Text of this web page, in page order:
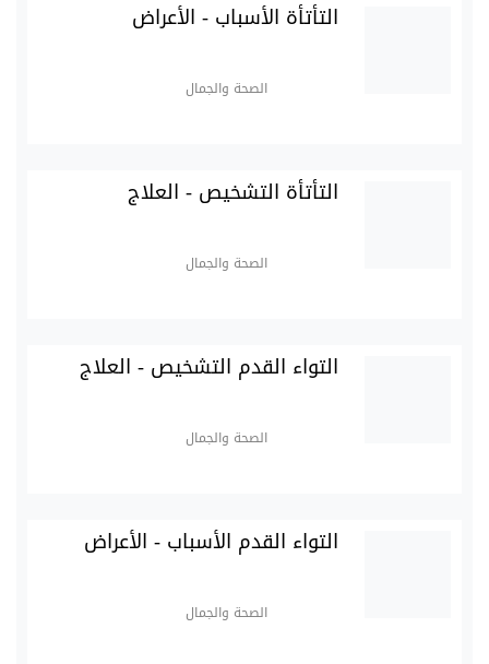
التأتأة الأسباب - الأعراض
الصحة والجمال
التأتأة التشخيص - العلاج
الصحة والجمال
التواء القدم التشخيص - العلاج
الصحة والجمال
التواء القدم الأسباب - الأعراض
الصحة والجمال